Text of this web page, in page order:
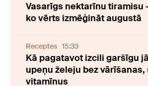
Vasarīgs nektarīnu tiramisu
ko vērts izmēģināt augustā
Receptes 15:33
Kā pagatavot izcili garšīgu
upeņu želeju bez
vitamīnus